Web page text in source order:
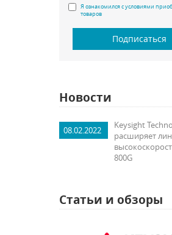
Я ознакомился с условиями
товаров
Подписаться
Новости
08.02.2022
Keysight
расширяет
800G
Статьи и обзоры